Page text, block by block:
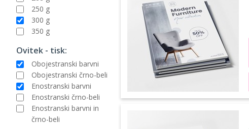
250 g
300 g
350 g
Ovitek - tisk:
Obojestranski barvni
Obojestranski črno-beli
Enostranski barvni
Enostranski črno-beli
Enostranski barvni in
črno-beli